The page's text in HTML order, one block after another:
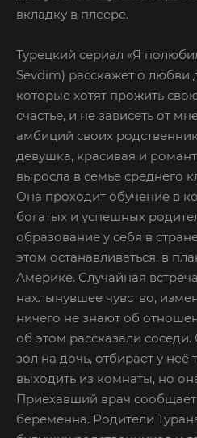
вкладку в плеере.
Турецкий сериал «Я
Sevdim) расскажет о
которые хотят прожить
счастье, и не зависеть от
амбиций своих
девушка, красивая и
выросла в семье среднего
Она проходит обучение в
богатых и успешных
образование у себя в
этом останавливаться, в
Америке. Случайная
нахлынувшее чувство,
ничего не знают об
об этом рассказали
зол на дочь, отбирает у
выходить из комнаты, но
Приехавший врач
беременна. Родители